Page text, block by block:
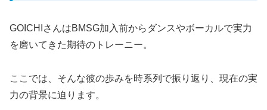
GOICHIさんはBMSG加入前からダンスやボーカルで実力
を磨いてきた期待のトレーニー。
ここでは、そんな彼の歩みを時系列で振り返り、現在の実
力の背景に迫ります。